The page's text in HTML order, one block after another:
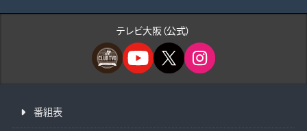
テレビ大阪（公式）
番組表